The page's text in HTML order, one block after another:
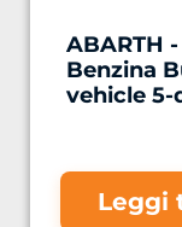
ABARTH
Benzina
vehicle 5-
Leggi